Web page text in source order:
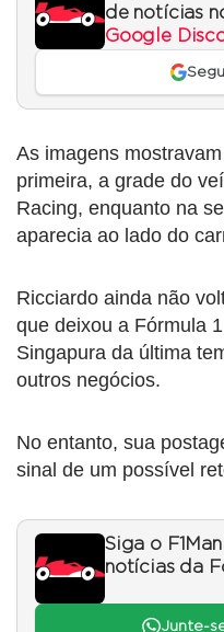
de notícias
Google
As imagens
primeira, a grade do
Racing, enquanto na
aparecia ao lado do
Ricciardo ainda não
que deixou a Fórmula
Singapura da última
outros negócios.
No entanto, sua
sinal de um possível
Siga o
notícias da
Junte-